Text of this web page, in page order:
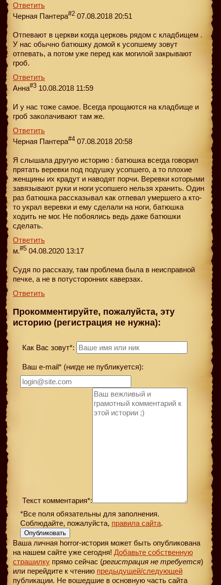
Ответить
Черная Пантера#2 07.08.2018 20:51
Отпевают в церкви когда церковь рядом с кладбищем .
У нас обычно батюшку домой к усопшему зовут
отпевать, а потом уже перед как могилой закрывают
гроб.
Ответить
Анна#3 10.08.2018 11:59
И у нас тоже самое. Всегда прощаются на кладбище и
гроб заколачивают там же.
Ответить
Черная Пантера#4 07.08.2018 20:58
Я слышала другую историю : батюшка всегда говорил
прятать веревки под подушку усопшего, а то плохие
женщины их крадут и наводят порчи. Веревки которыми
завязывают руки и ноги усопшего нельзя хранить. Один
раз батюшка рассказывал как отпевал умершего а кто-
то украл веревки и ему сделали на ноги, батюшка
ходить не мог. Не побоялись ведь даже батюшки
сделать.
Ответить
м.#5 04.08.2020 13:17
Судя по рассказу, там проблема была в неисправной
печке, а не в потусторонних каверзах.
Ответить
Прокомментируйте, пожалуйста, эту
историю (регистрация не нужна):
Как Вас зовут*:
Ваш e-mail* (нигде не публикуется):
Текст комментария*:
*Все поля обязательны для заполнения.
Соблюдайте, пожалуйста, правила сайта.
Опубликовать
Ваша личная horror-история может быть опубликована
на нашем сайте уже сегодня! Добавьте собственную
страшилку прямо сейчас (регистрация не требуется)
или перейдите к чтению предыдущей/следующей
публикации. Не вошедшие в основную часть сайта